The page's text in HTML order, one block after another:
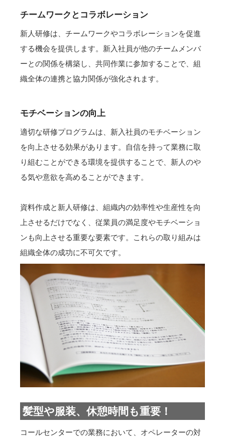
チームワークとコラボレーション
新人研修は、チームワークやコラボレーションを促進
する機会を提供します。新入社員が他のチームメンバ
ーとの関係を構築し、共同作業に参加することで、組
織全体の連携と協力関係が強化されます。
モチベーションの向上
適切な研修プログラムは、新入社員のモチベーション
を向上させる効果があります。自信を持って業務に取
り組むことができる環境を提供することで、新人のや
る気や意欲を高めることができます。
資料作成と新人研修は、組織内の効率性や生産性を向
上させるだけでなく、従業員の満足度やモチベーショ
ンも向上させる重要な要素です。これらの取り組みは
組織全体の成功に不可欠です。
髪型や服装、休憩時間も重要！
コールセンターでの業務において、オペレーターの対